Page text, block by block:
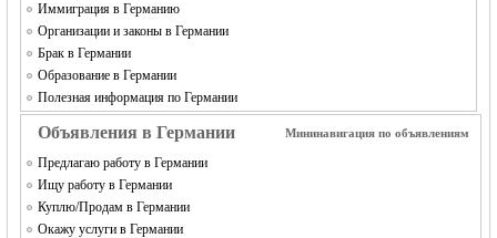
Иммиграция в Германию
Организации и законы в Германии
Брак в Германии
Образование в Германии
Полезная информация по Германии
Объявления в Германии Мининавигация по объявлениям
Предлагаю работу в Германии
Ищу работу в Германии
Куплю/Продам в Германии
Окажу услуги в Германии